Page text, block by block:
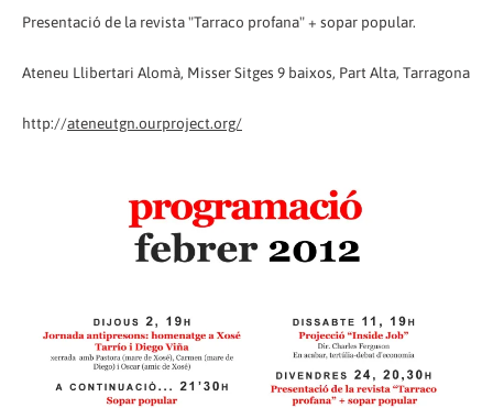
Presentació de la revista "Tarraco profana" + sopar popular.
Ateneu Llibertari Alomà, Misser Sitges 9 baixos, Part Alta, Tarragona
http://ateneutgn.ourproject.org/